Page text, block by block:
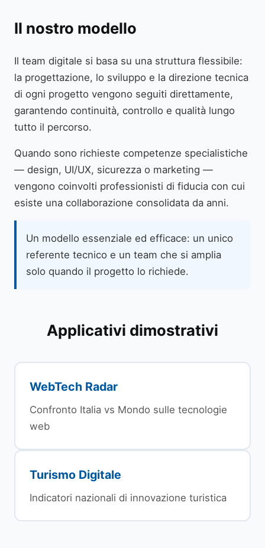
Il nostro modello
Il team digitale si basa su una struttura flessibile:
la progettazione, lo sviluppo e la direzione tecnica
di ogni progetto vengono seguiti direttamente,
garantendo continuità, controllo e qualità lungo
tutto il percorso.
Quando sono richieste competenze specialistiche
— design, UI/UX, sicurezza o marketing —
vengono coinvolti professionisti di fiducia con cui
esiste una collaborazione consolidata da anni.
Un modello essenziale ed efficace: un unico
referente tecnico e un team che si amplia
solo quando il progetto lo richiede.
Applicativi dimostrativi
WebTech Radar
Confronto Italia vs Mondo sulle tecnologie
web
Turismo Digitale
Indicatori nazionali di innovazione turistica